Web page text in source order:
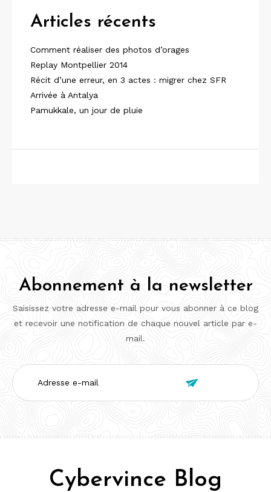
Articles récents
Comment réaliser des photos d’orages
Replay Montpellier 2014
Récit d’une erreur, en 3 actes : migrer chez SFR
Arrivée à Antalya
Pamukkale, un jour de pluie
Abonnement à la newsletter
Saisissez votre adresse e-mail pour vous abonner à ce blog
et recevoir une notification de chaque nouvel article par e-
mail.
Adresse
e-
mail

Cybervince Blog